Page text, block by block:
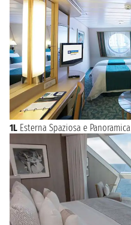
1L Esterna Spaziosa e Panoramica